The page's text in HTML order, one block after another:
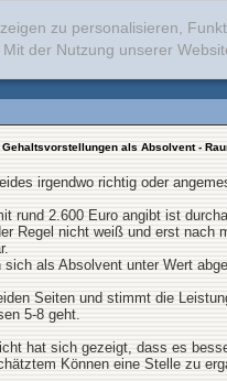
zu personalisieren,
der Nutzung unserer
als Absolvent -
irgendwo richtig oder
rund 2.600 Euro angibt ist
Regel nicht weiß und erst nach
sich als Absolvent unter Wert
Seiten und stimmt die
5-8 geht.
hat sich gezeigt, dass es
Können eine Stelle zu